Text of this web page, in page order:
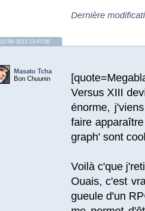
Dernière
12-06-2013 13:47:08
Masato Tcha
Bon Chuunin
Versus XIII
énorme,
faire
graph' sont
Voilà c'que
Ouais, c'est
gueule d'un